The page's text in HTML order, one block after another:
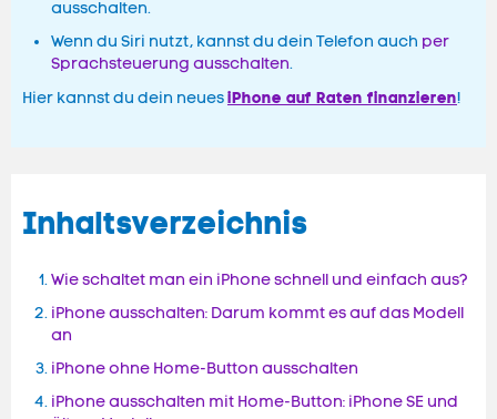
ausschalten.
Wenn du Siri nutzt, kannst du dein Telefon auch per
Sprachsteuerung ausschalten.
Hier kannst du dein neuesiPhone auf Raten finanzieren!
Inhaltsverzeichnis
Wie schaltet man ein iPhone schnell und einfach aus?
iPhone ausschalten: Darum kommt es auf das Modell
an
iPhone ohne Home-Button ausschalten
iPhone ausschalten mit Home-Button: iPhone SE und